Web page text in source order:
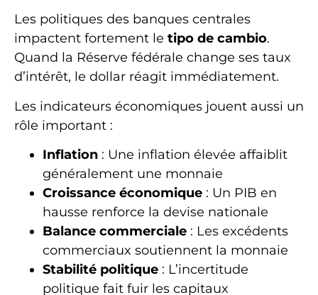
Les politiques des banques centrales
impactent fortement le tipo de cambio.
Quand la Réserve fédérale change ses taux
d’intérêt, le dollar réagit immédiatement.
Les indicateurs économiques jouent aussi un
rôle important :
Inflation : Une inflation élevée affaiblit
généralement une monnaie
Croissance économique : Un PIB en
hausse renforce la devise nationale
Balance commerciale : Les excédents
commerciaux soutiennent la monnaie
Stabilité politique : L’incertitude
politique fait fuir les capitaux